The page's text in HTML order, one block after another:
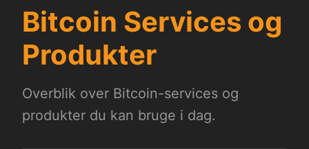
Bitcoin Services og
Produkter
Overblik over Bitcoin-services og
produkter du kan bruge i dag.